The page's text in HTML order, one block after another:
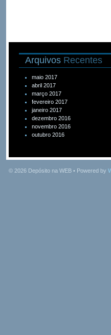
Arquivos Recentes
maio 2017
abril 2017
março 2017
fevereiro 2017
janeiro 2017
dezembro 2016
novembro 2016
outubro 2016
© 2026 Depósito na WEB • Powered by